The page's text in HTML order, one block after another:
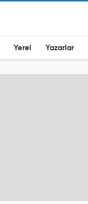
Yerel Yazarlar